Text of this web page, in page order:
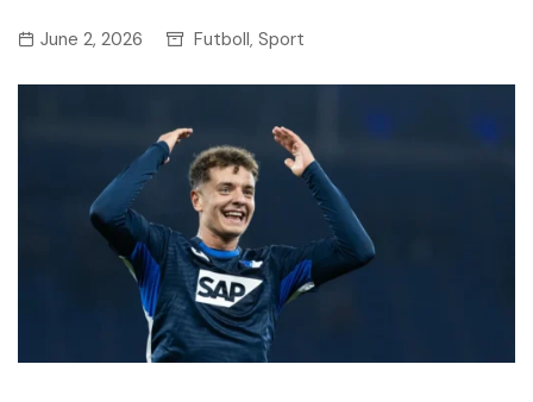
June 2, 2026 Futboll, Sport